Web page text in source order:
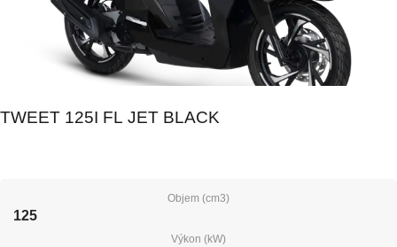
TWEET 125I FL JET BLACK
Objem (cm3)
125
Výkon (kW)